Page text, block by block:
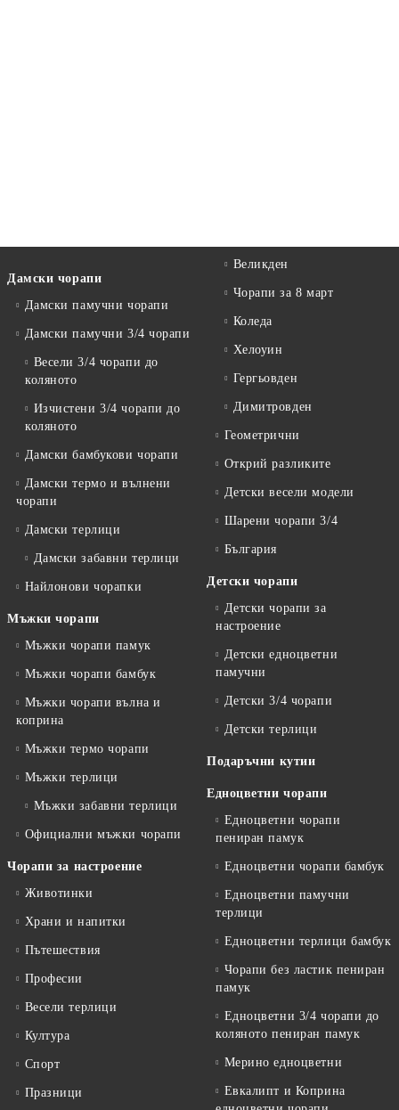
Дамски чорапи
Дамски памучни чорапи
Дамски памучни 3/4 чорапи
Весели 3/4 чорапи до
коляното
Изчистени 3/4 чорапи до
коляното
Дамски бамбукови чорапи
Дамски термо и вълнени
чорапи
Дамски терлици
Дамски забавни терлици
Найлонови чорапки
Мъжки чорапи
Мъжки чорапи памук
Мъжки чорапи бамбук
Мъжки чорапи вълна и
коприна
Мъжки термо чорапи
Мъжки терлици
Мъжки забавни терлици
Официални мъжки чорапи
Чорапи за настроение
Животинки
Храни и напитки
Пътешествия
Професии
Весели терлици
Култура
Спорт
Празници
Великден
Чорапи за 8 март
Коледа
Хелоуин
Гергьовден
Димитровден
Геометрични
Открий разликите
Детски весели модели
Шарени чорапи 3/4
България
Детски чорапи
Детски чорапи за
настроение
Детски едноцветни
памучни
Детски 3/4 чорапи
Детски терлици
Подаръчни кутии
Едноцветни чорапи
Едноцветни чорапи
пениран памук
Едноцветни чорапи бамбук
Едноцветни памучни
терлици
Едноцветни терлици бамбук
Чорапи без ластик пениран
памук
Едноцветни 3/4 чорапи до
коляното пениран памук
Мерино едноцветни
Евкалипт и Коприна